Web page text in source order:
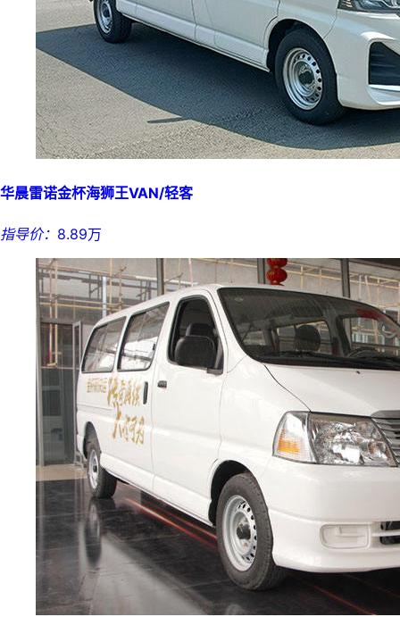
华晨雷诺金杯海狮王VAN/轻客
指导价： 8.89万